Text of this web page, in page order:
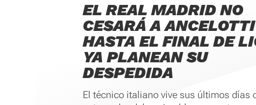
EL REAL MADRID NO
CESARÁ A ANCELOTTI
HASTA EL FINAL DE
YA PLANEAN SU
DESPEDIDA
El técnico italiano vive sus últimos días